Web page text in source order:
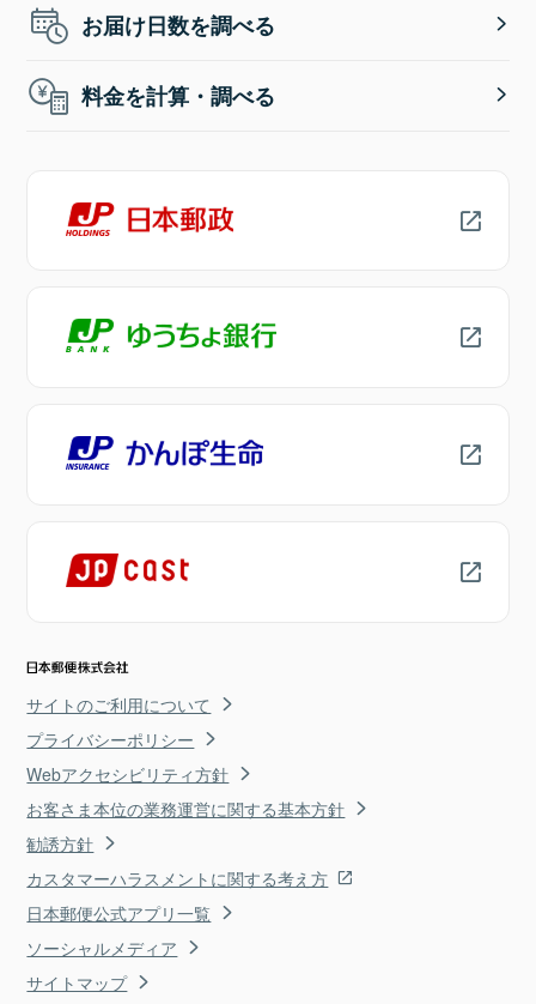
お届け日数を調べる
料金を計算・調べる
サイトのご利用について
プライバシーポリシー
Webアクセシビリティ方針
お客さま本位の業務運営に関する基本方針
勧誘方針
カスタマーハラスメントに関する考え方
日本郵便公式アプリ一覧
ソーシャルメディア
サイトマップ